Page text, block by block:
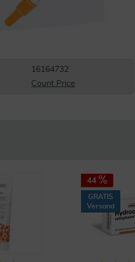
16164732
Count Price
44
GRATIS
Versand